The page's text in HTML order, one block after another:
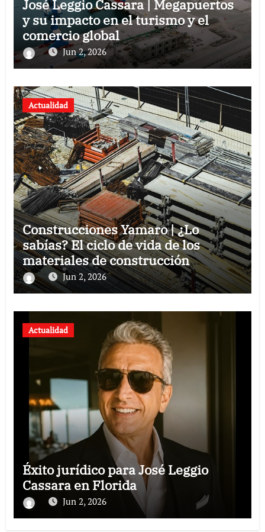
José Leggio Cassara | Megapuertos
y su impacto en el turismo y el
comercio global
Jun 2, 2026
Actualidad
Construcciones Yamaro | ¿Lo
sabías? El ciclo de vida de los
materiales de construcción
revoluciona eficiencia en proyectos
modernos
Jun 2, 2026
Actualidad
Éxito jurídico para José Leggio
Cassara en Florida
Jun 2, 2026